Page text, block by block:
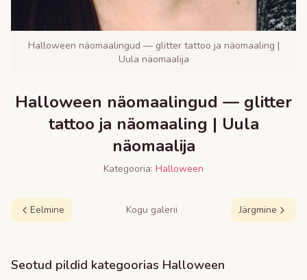
Halloween näomaalingud — glitter tattoo ja näomaaling |
Uula näomaalija
Halloween näomaalingud — glitter
tattoo ja näomaaling | Uula
näomaalija
Kategooria: Halloween
Eelmine Kogu galerii Järgmine
Seotud pildid kategoorias Halloween